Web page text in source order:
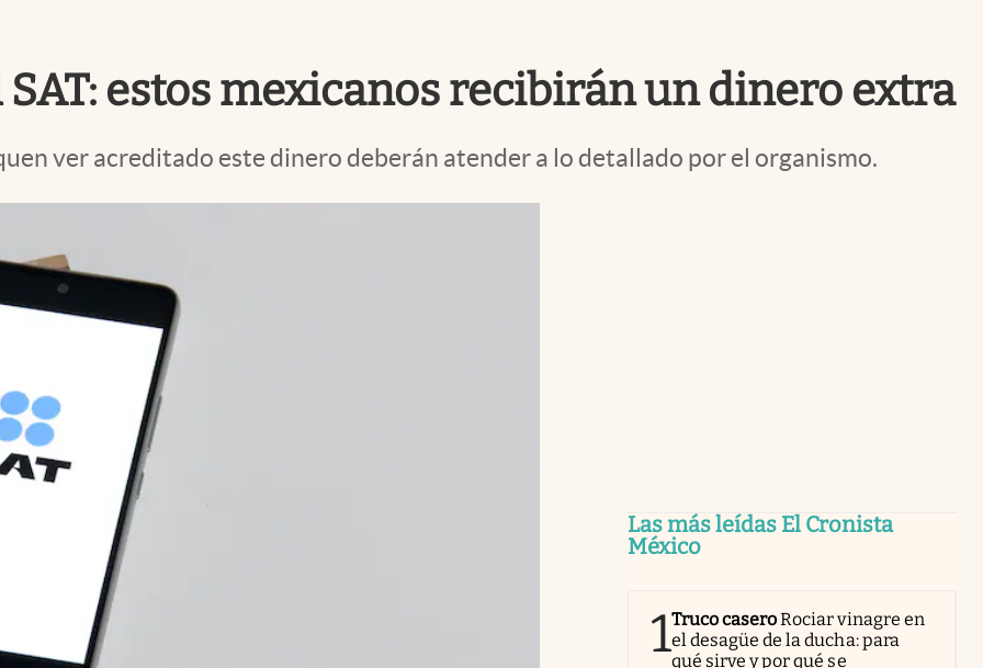
SAT: estos mexicanos recibirán un dinero extra
ver acreditado este dinero deberán atender a lo detallado por el organismo.
Las más leídas El Cronista
México
1Truco caseroRociar vinagre en
el desagüe de la ducha: para
qué sirve y por qué se